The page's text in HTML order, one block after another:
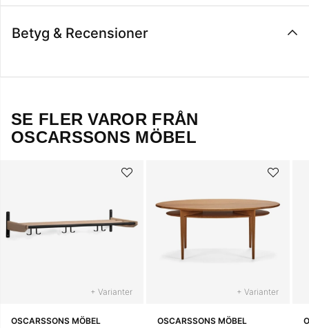
Betyg & Recensioner
SE FLER VAROR FRÅN
OSCARSSONS MÖBEL
+ Varianter
OSCARSSONS MÖBEL
+ Varianter
OSCARSSONS MÖBEL